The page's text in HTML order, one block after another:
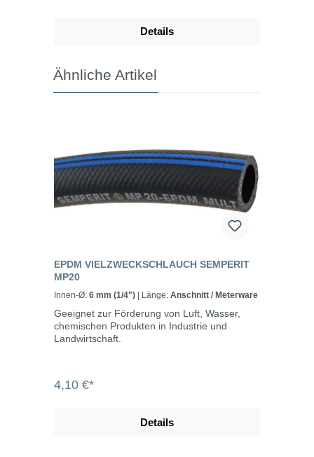
Details
Ähnliche Artikel
EPDM VIELZWECKSCHLAUCH SEMPERIT
MP20
Innen-Ø: 6 mm (1/4") | Länge: Anschnitt / Meterware
Geeignet zur Förderung von Luft, Wasser,
chemischen Produkten in Industrie und
Landwirtschaft.
4,10 €*
Details